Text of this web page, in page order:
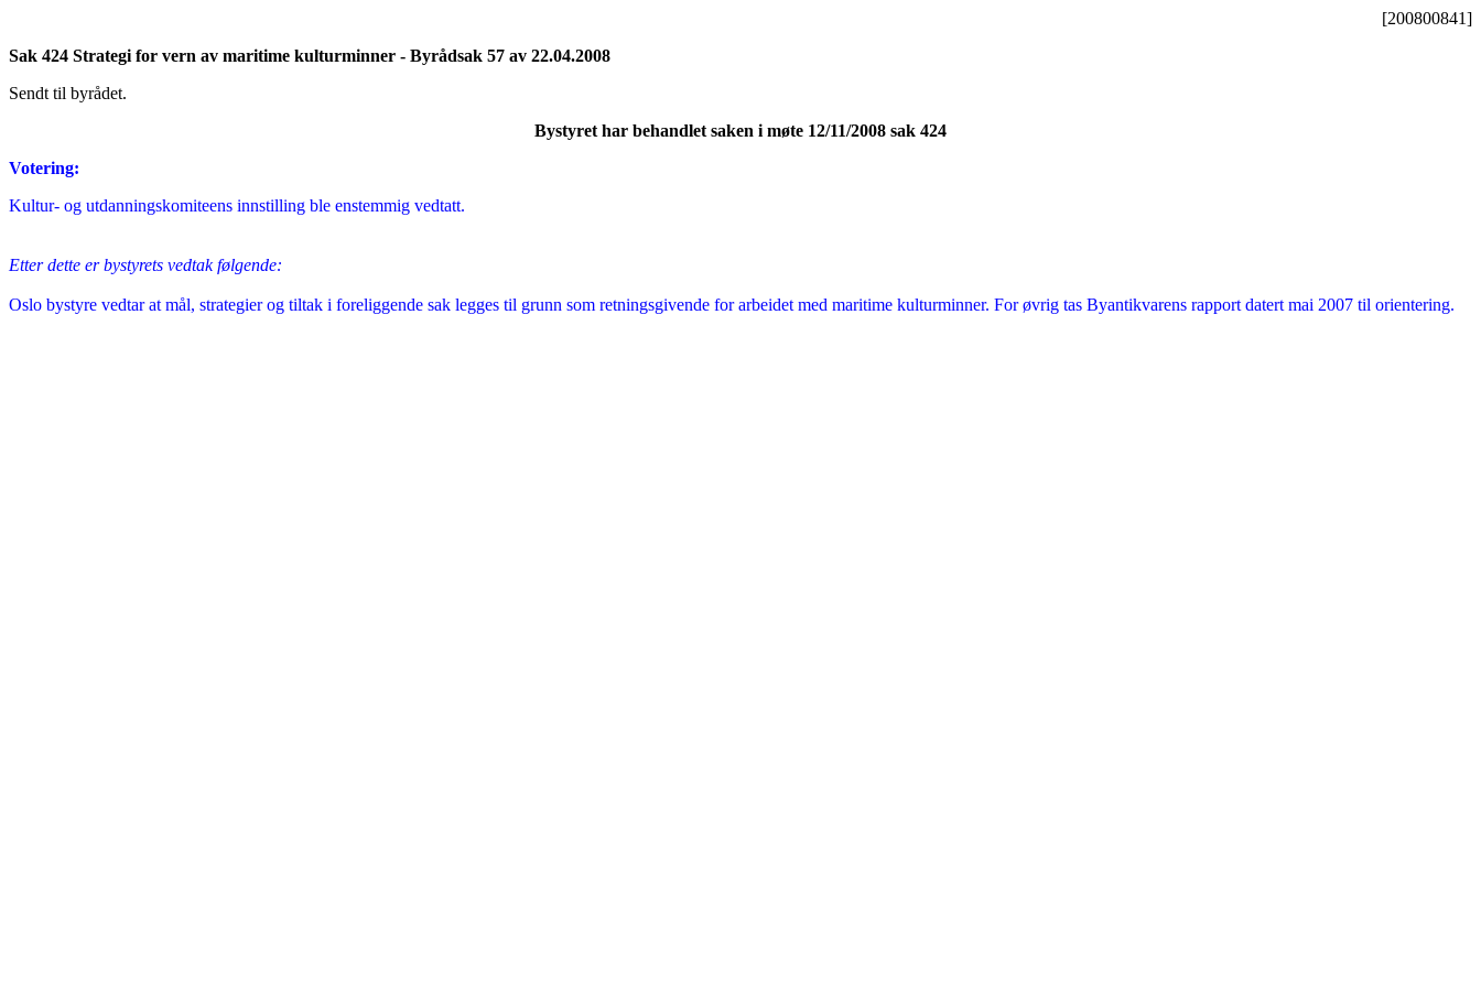
[200800841]
Sak 424 Strategi for vern av maritime kulturminner - Byrådsak 57 av 22.04.2008
Sendt til byrådet.
Bystyret har behandlet saken i møte 12/11/2008 sak 424
Votering:
Kultur- og utdanningskomiteens innstilling ble enstemmig vedtatt.
Etter dette er bystyrets vedtak følgende:
Oslo bystyre vedtar at mål, strategier og tiltak i foreliggende sak legges til grunn som retningsgivende for arbeidet med maritime kulturminner. For øvrig tas Byantikvarens rapport datert mai 2007 til orientering.